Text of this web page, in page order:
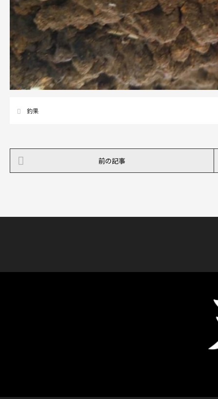
釣果
前の記事